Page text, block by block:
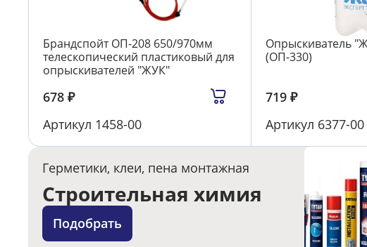
Брандспойт ОП-208 650/970мм
телескопический пластиковый для
опрыскивателей "ЖУК"
678 ₽
Артикул 1458-00
Опрыскиватель
(ОП-330)
719 ₽
Артикул 6377-00
Герметики, клеи, пена монтажная
Строительная химия
Подобрать